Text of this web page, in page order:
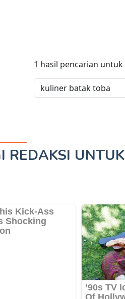
1 hasil pencarian untuk
REDAKSI UNTUK